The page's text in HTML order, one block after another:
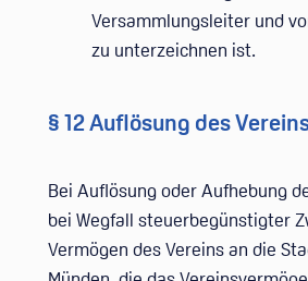
Versammlungsleiter und
zu unterzeichnen ist.
§ 12 Auflösung des
Bei Auflösung oder Aufhebung
bei Wegfall steuerbegünstigter
Vermögen des Vereins an die